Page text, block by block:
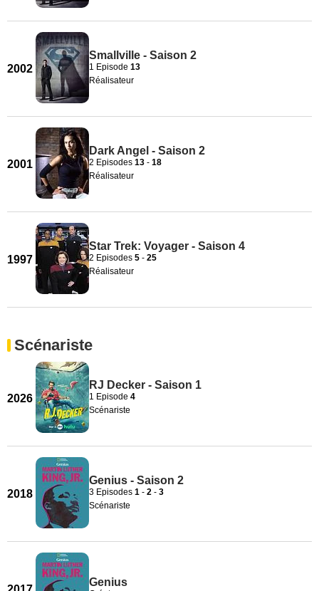
2002
Smallville - Saison 2
1 Episode 13
Réalisateur
2001
Dark Angel - Saison 2
2 Episodes 13 - 18
Réalisateur
1997
Star Trek: Voyager - Saison 4
2 Episodes 5 - 25
Réalisateur
Scénariste
2026
RJ Decker - Saison 1
1 Episode 4
Scénariste
2018
Genius - Saison 2
3 Episodes 1 - 2 - 3
Scénariste
Genius